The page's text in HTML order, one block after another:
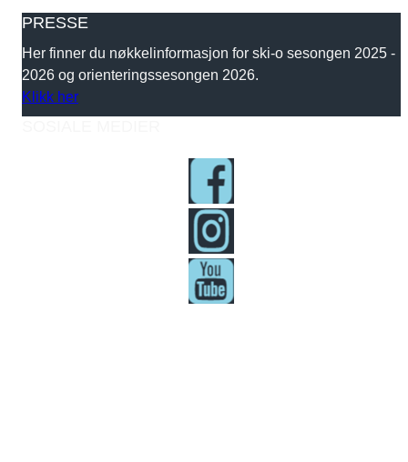
PRESSE
Her finner du nøkkelinformasjon for ski-o sesongen 2025 -
2026 og orienteringssesongen 2026.
Klikk her